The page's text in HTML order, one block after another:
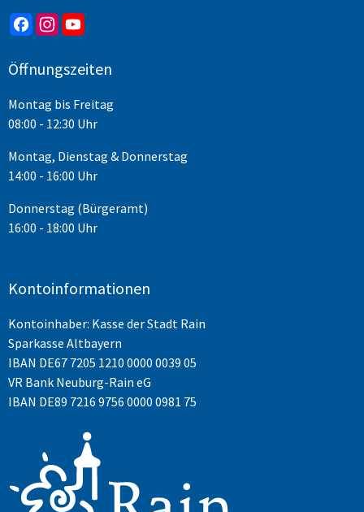
Öffnungszeiten
Montag bis Freitag
08:00 - 12:30 Uhr
Montag, Dienstag & Donnerstag
14:00 - 16:00 Uhr
Donnerstag (Bürgeramt)
16:00 - 18:00 Uhr
Kontoinformationen
Kontoinhaber: Kasse der Stadt Rain
Sparkasse Altbayern
IBAN DE67 7205 1210 0000 0039 05
VR Bank Neuburg-Rain eG
IBAN DE89 7216 9756 0000 0981 75